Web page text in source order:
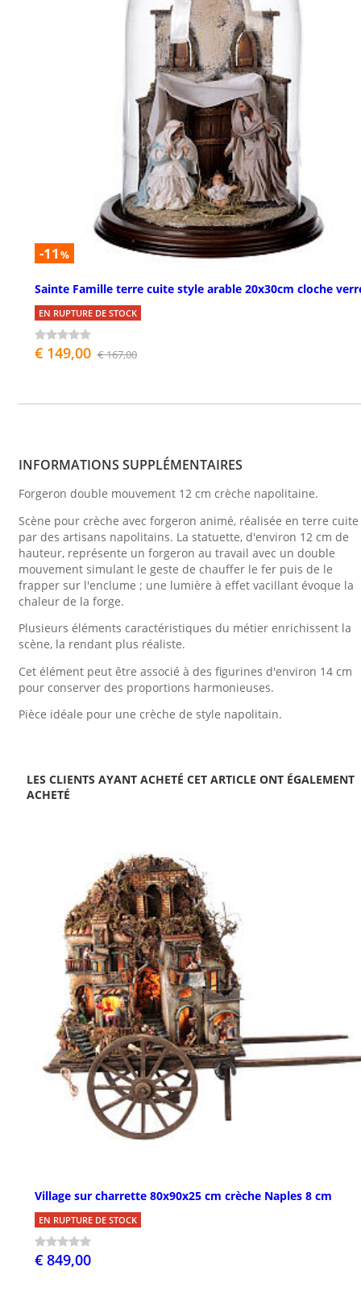
-11 %
Sainte Famille terre cuite style arable 20x30cm cloche
EN RUPTURE DE STOCK
€ 149,00 € 167,00
INFORMATIONS SUPPLÉMENTAIRES
Forgeron double mouvement 12 cm crèche napolitaine.
Scène pour crèche avec forgeron animé, réalisée en terre cuite
par des artisans napolitains. La statuette, d'environ 12 cm de
hauteur, représente un forgeron au travail avec un double
mouvement simulant le geste de chauffer le fer puis de le
frapper sur l'enclume ; une lumière à effet vacillant évoque la
chaleur de la forge.
Plusieurs éléments caractéristiques du métier enrichissent la
scène, la rendant plus réaliste.
Cet élément peut être associé à des figurines d'environ 14 cm
pour conserver des proportions harmonieuses.
Pièce idéale pour une crèche de style napolitain.
LES CLIENTS AYANT ACHETÉ CET ARTICLE ONT ÉGALEMENT
ACHETÉ
Village sur charrette 80x90x25 cm crèche Naples 8 cm
EN RUPTURE DE STOCK
€ 849,00